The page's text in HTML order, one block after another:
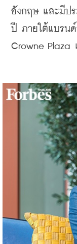
อังกฤษ และมีปร
ปี ภายใต้แบรน
Crowne Plaza